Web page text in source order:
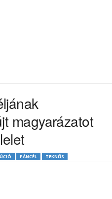
magyarázatot
PÁNCÉL TEKNŐS